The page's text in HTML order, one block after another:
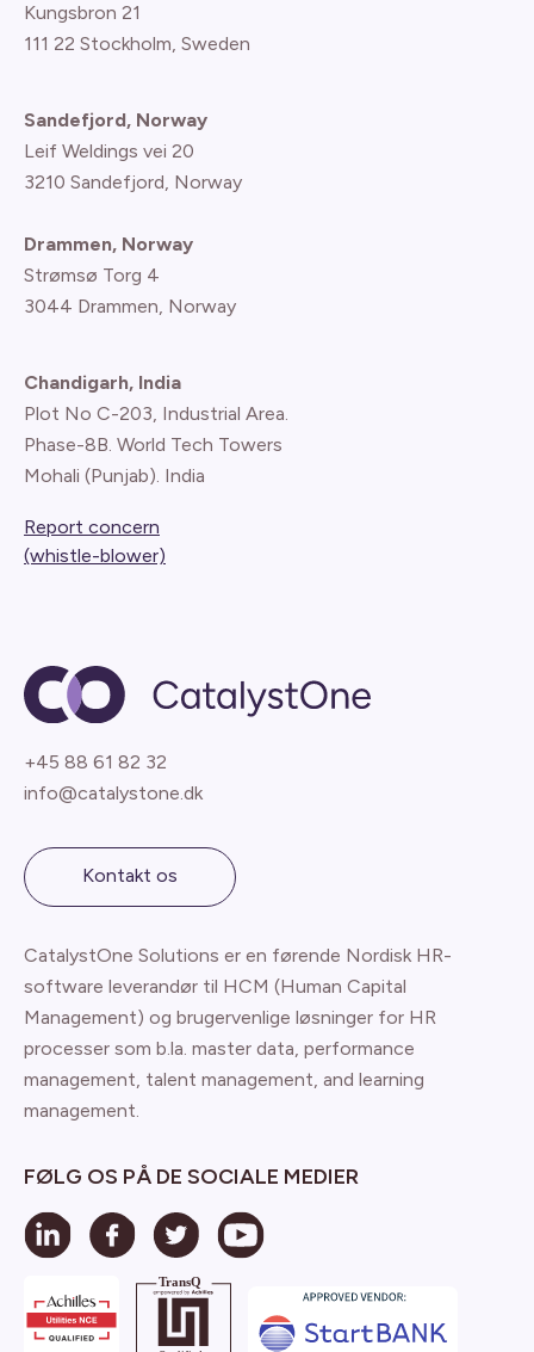
Kungsbron 21
111 22 Stockholm, Sweden
Sandefjord, Norway
Leif Weldings vei 20
3210 Sandefjord, Norway
Drammen, Norway
Strømsø Torg 4
3044 Drammen, Norway
Chandigarh, India
Plot No C-203, Industrial Area.
Phase-8B. World Tech Towers
Mohali (Punjab). India
Report concern
(whistle-blower)
+45 88 61 82 32
info@catalystone.dk
Kontakt os
CatalystOne Solutions er en førende Nordisk HR-
software leverandør til HCM (Human Capital
Management) og brugervenlige løsninger for HR
processer som b.la. master data, performance
management, talent management, and learning
management.
FØLG OS PÅ DE SOCIALE MEDIER